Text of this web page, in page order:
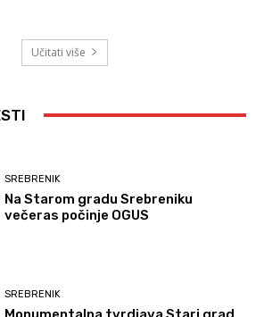
Učitati više
SREBRENIK
Na Starom gradu Srebreniku
večeras počinje OGUS
SREBRENIK